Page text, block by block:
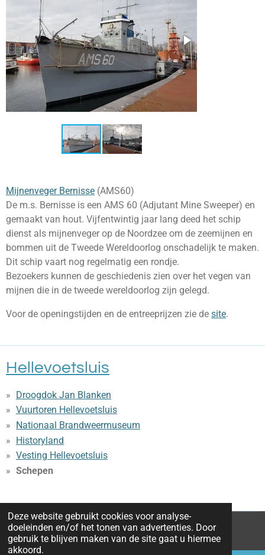
Deze website gebruikt cookies voor analyse-
doeleinden en/of het tonen van advertenties. Door
gebruik te blijven maken van de site gaat u hiermee
akkoord.
Mijnenveger Bernisse (AMS60)
De m.s. Bernisse is een AMS 60 (Adjutant Mine Sweeper) en
gemaakt van hout. Vijfentwintig jaar lang deed het schip
dienst als mijnenveger op de Noordzee om de zeemijnen en
bommen uit de Tweede Wereldoorlog onschadelijk te maken.
Dit schip vaart nog regelmatig een rondje.
Bezoekers kunnen de geschiedenis zien over het vegen van
mijnen die in de tweede wereldoorlog zijn gelegd.
Voor de openingstijden en de entreeprijzen zie de site.
Hellevoetsluis
Droogdok Jan Blanken
Vuurtoren Hellevoetsluis
Nationaal Brandweermuseum
Historyland
Vesting Hellevoetsluis
Schepen
© 2016 - 2026 Bedandbreakfastrockanjeaanzee.nl